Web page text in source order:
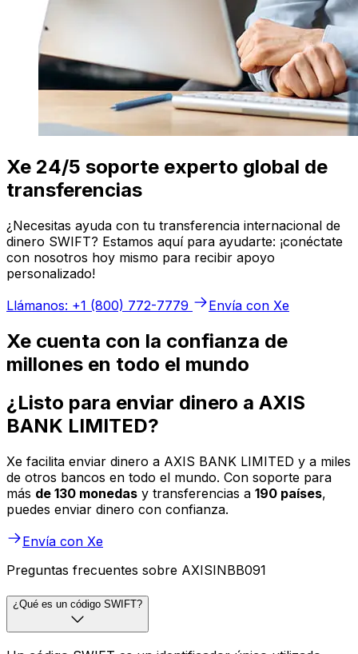
Xe 24/5 soporte experto global de
transferencias
¿Necesitas ayuda con tu transferencia internacional de
dinero SWIFT? Estamos aquí para ayudarte: ¡conéctate
con nosotros hoy mismo para recibir apoyo
personalizado!
Llámanos: +1 (800) 772-7779
Envía con Xe
Xe cuenta con la confianza de
millones en todo el mundo
¿Listo para enviar dinero a AXIS
BANK LIMITED?
Xe facilita enviar dinero a AXIS BANK LIMITED y a miles
de otros bancos en todo el mundo. Con soporte para
más de 130 monedas y transferencias a 190 países,
puedes enviar dinero con confianza.
Envía con Xe
Preguntas frecuentes sobre AXISINBB091
¿Qué es un código SWIFT?